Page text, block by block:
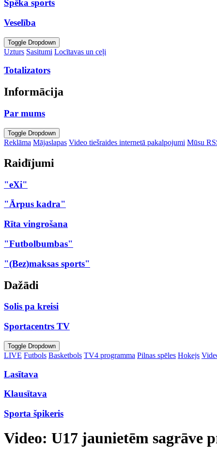
Spēka sports
Veselība
Toggle Dropdown
Uzturs Sasitumi Locītavas un ceļi
Totalizators
Informācija
Par mums
Toggle Dropdown
Reklāma Mājaslapas Video tiešraides internetā pakalpojumi Mūsu
Raidījumi
"eXi"
"Ārpus kadra"
Rīta vingrošana
"Futbolbumbas"
"(Bez)maksas sports"
Dažādi
Solis pa kreisi
Sportacentrs TV
Toggle Dropdown
LIVE Futbols Basketbols TV4 programma Pilnas spēles Hokejs
Lasītava
Klausītava
Sporta špikeris
Video: U17 jaunietēm sagrāve